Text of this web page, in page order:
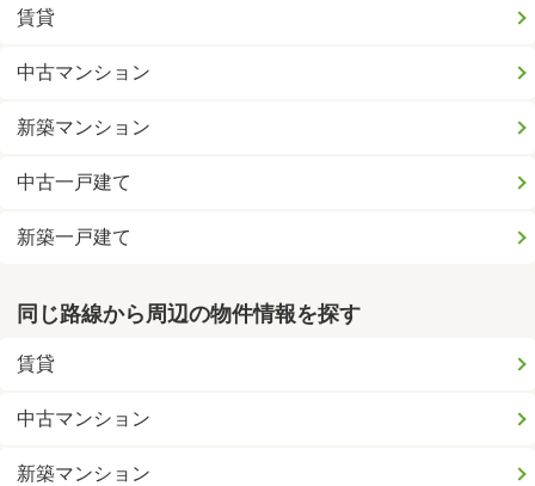
賃貸
中古マンション
新築マンション
中古一戸建て
新築一戸建て
同じ路線から周辺の物件情報を探す
賃貸
中古マンション
新築マンション